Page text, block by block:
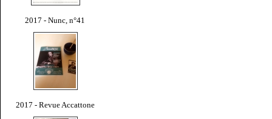
2017 - Nunc, n°41
2017 - Revue Accattone